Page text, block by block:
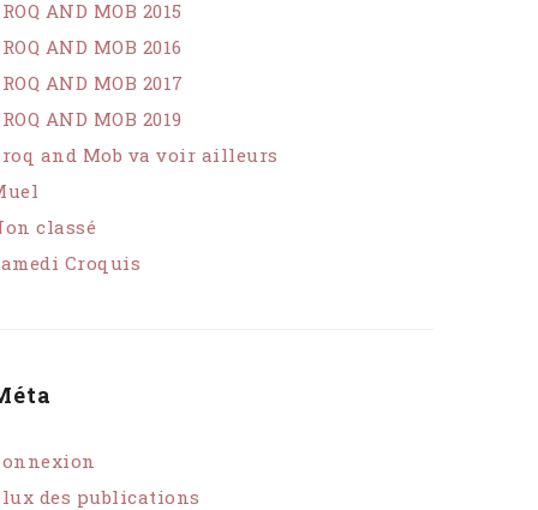
AND MOB 2015
AND MOB 2016
AND MOB 2017
AND MOB 2019
and Mob va voir ailleurs
classé
Croquis
des publications